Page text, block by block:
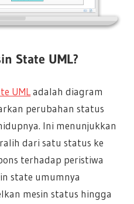
State UML?
UMLadalah diagram
perubahan status
Ini menunjukkan
dari satu status ke
terhadap peristiwa
state umumnya
mesin status hingga